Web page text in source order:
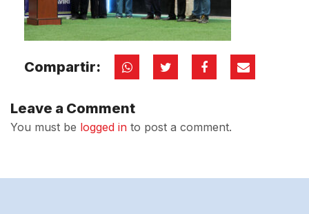
Compartir:
Leave a Comment
You must be logged in to post a comment.